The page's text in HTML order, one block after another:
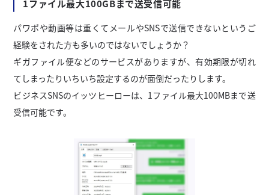
1ファイル最大100GBまで送受信可能
パワポや動画等は重くてメールやSNSで送信できないというご
経験をされた方も多いのではないでしょうか？
ギガファイル便などのサービスがありますが、有効期限が切れ
てしまったりいちいち設定するのが面倒だったりします。
ビジネスSNSのイッツヒーローは、1ファイル最大100MBまで送
受信可能です。